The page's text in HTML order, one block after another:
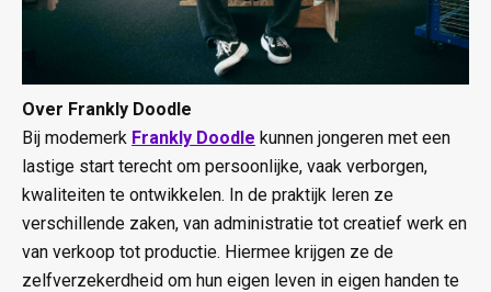
Over Frankly Doodle
Bij modemerk Frankly Doodle kunnen jongeren met een
lastige start terecht om persoonlijke, vaak verborgen,
kwaliteiten te ontwikkelen. In de praktijk leren ze
verschillende zaken, van administratie tot creatief werk en
van verkoop tot productie. Hiermee krijgen ze de
zelfverzekerdheid om hun eigen leven in eigen handen te